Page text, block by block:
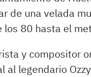
de una velada
los 80 hasta el
y compositor
al legendario